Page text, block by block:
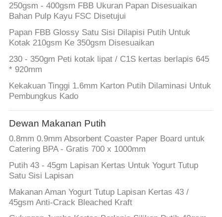
250gsm - 400gsm FBB Ukuran Papan Disesuaikan
Bahan Pulp Kayu FSC Disetujui
Papan FBB Glossy Satu Sisi Dilapisi Putih Untuk
Kotak 210gsm Ke 350gsm Disesuaikan
230 - 350gm Peti kotak lipat / C1S kertas berlapis 645
* 920mm
Kekakuan Tinggi 1.6mm Karton Putih Dilaminasi Untuk
Pembungkus Kado
Dewan Makanan Putih
0.8mm 0.9mm Absorbent Coaster Paper Board untuk
Catering BPA - Gratis 700 x 1000mm
Putih 43 - 45gm Lapisan Kertas Untuk Yogurt Tutup
Satu Sisi Lapisan
Makanan Aman Yogurt Tutup Lapisan Kertas 43 /
45gsm Anti-Crack Bleached Kraft